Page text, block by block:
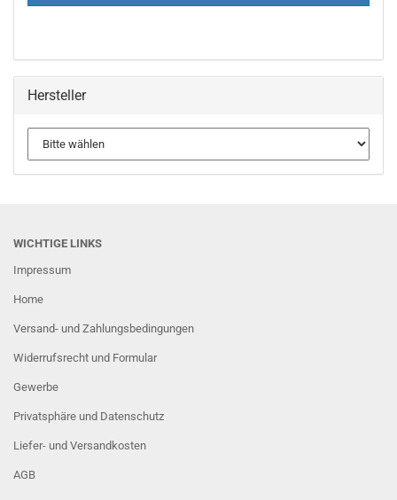
Hersteller
WICHTIGE LINKS
Impressum
Home
Versand- und Zahlungsbedingungen
Widerrufsrecht und Formular
Gewerbe
Privatsphäre und Datenschutz
Liefer- und Versandkosten
AGB